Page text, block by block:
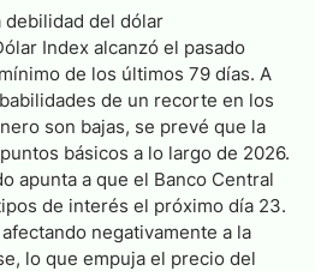
debilidad del dólar
Index alcanzó el pasado
de los últimos 79 días. A
de un recorte en los
son bajas, se prevé que la
básicos a lo largo de 2026.
apunta a que el Banco Central
de interés el próximo día 23.
negativamente a la
lo que empuja el precio del